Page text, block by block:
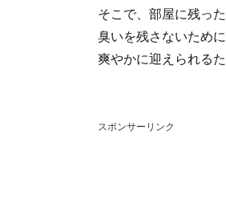
そこで、部屋に残っ
臭いを残さないため
爽やかに迎えられる
スポンサーリンク